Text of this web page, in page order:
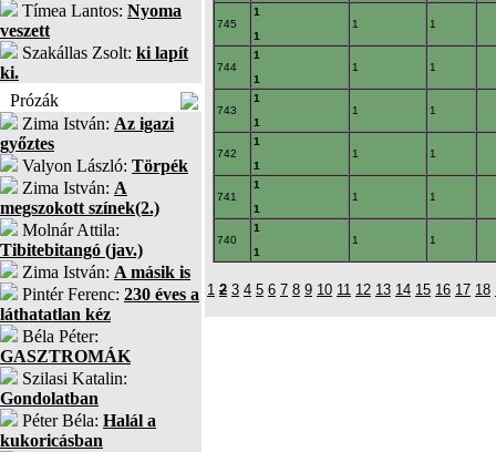
Tímea Lantos: Nyoma
veszett
Szakállas Zsolt: ki lapít
ki.
Prózák
Zima István: Az igazi
győztes
Valyon László: Törpék
Zima István: A
megszokott színek(2.)
Molnár Attila:
Tibitebitangó (jav.)
Zima István: A másik is
Pintér Ferenc: 230 éves a
láthatatlan kéz
Béla Péter:
GASZTROMÁK
Szilasi Katalin:
Gondolatban
Péter Béla: Halál a
kukoricásban
745
1
1
1 1
744
1
1
1 1
743
1
1
1 1
742
1
1
1 1
741
1
1
1 1
740
1
1
1 1
1 2 3 4 5 6 7 8 9 10 11 12 13 14 15 16 17 18